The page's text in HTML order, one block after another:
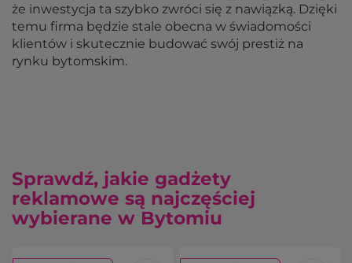
że inwestycja ta szybko zwróci się z nawiązką. Dzięki
temu firma będzie stale obecna w świadomości
klientów i skutecznie budować swój prestiż na
rynku bytomskim.
Sprawdź, jakie gadżety
reklamowe są najczęściej
wybierane w Bytomiu